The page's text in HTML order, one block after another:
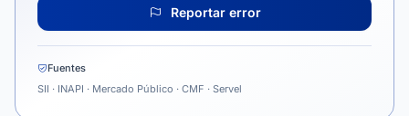
Reportar error
Fuentes
SII · INAPI · Mercado Público · CMF · Servel